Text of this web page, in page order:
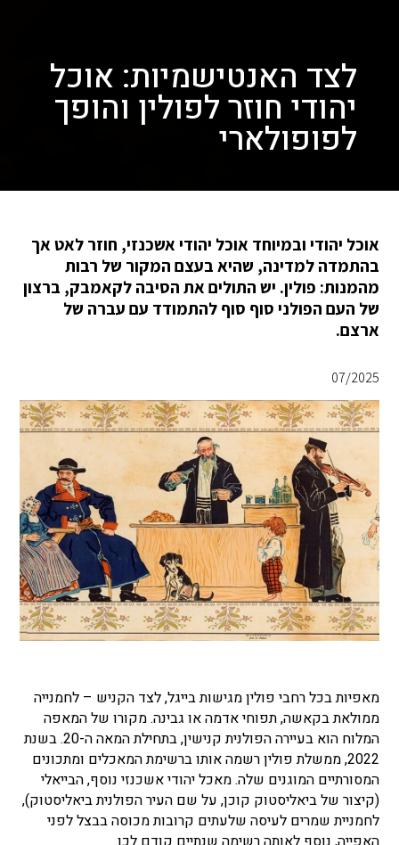
לצד האנטישמיות: אוכל
יהודי חוזר לפולין והופך
לפופולארי
אוכל יהודי ובמיוחד אוכל יהודי אשכנזי, חוזר לאט אך
בהתמדה למדינה, שהיא בעצם המקור של רבות
מהמנות: פולין. יש התולים את הסיבה לקאמבק, ברצון
של העם הפולני סוף סוף להתמודד עם עברה של
ארצם.
07/2025
מאפיות בכל רחבי פולין מגישות בייגל, לצד הקניש – לחמנייה
ממולאת בקאשה, תפוחי אדמה או גבינה. ​​מקורו של המאפה
המלוח הוא בעיירה הפולנית קנישין, בתחילת המאה ה-20. בשנת
2022, ממשלת פולין רשמה אותו ברשימת המאכלים ומתכונים
המסורתיים המוגנים שלה. מאכל יהודי אשכנזי נוסף, הבייאלי
(קיצור של ביאליסטוק קוכן, על שם העיר הפולנית ביאליסטוק),
לחמניית שמרים לעיסה שלעתים קרובות מכוסה בבצל לפני